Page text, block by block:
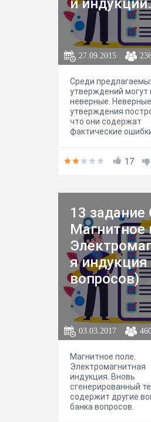
й индукции.
27.09.2015
Среди
утверждений могут
неверные. Неверные
утверждения
что они содержат
фактические
искажающие суть
ошибочным, если в
формулировка.
утверждении по
подразумеваются
когда физический
теория
тоже не может быть
верным. Как
неверное
содержит одну
неверными могут
два слова,
ошибочные слова
поменять местами.
17
13 задание
Магнитное
я индукция
вопросов)
03.03.2017
Магнитное поле.
Электромагнитная
индукция. Вновь
сгенерированный
содержит другие
банка вопросов.